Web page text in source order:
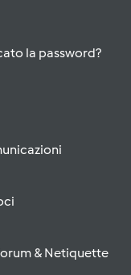
la password?
& Netiquette